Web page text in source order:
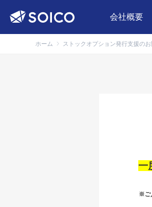
会社概要
ホーム ストックオプション発行支援の
一
※ご